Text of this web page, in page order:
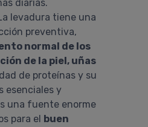
diarias.
levadura tiene una
preventiva,
normal de los
de la piel, uñas
de proteínas y su
esenciales y
una fuente enorme
para el buen